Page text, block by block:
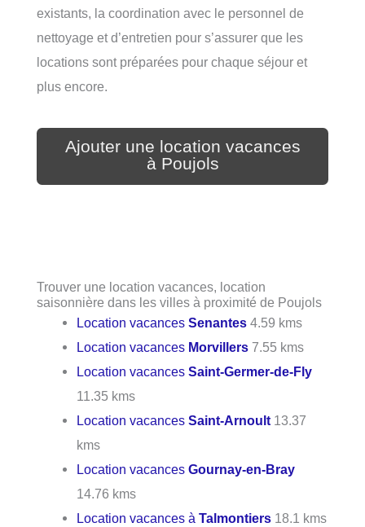
existants, la coordination avec le personnel de
nettoyage et d’entretien pour s’assurer que les
locations sont préparées pour chaque séjour et
plus encore.
Ajouter une location vacances
à Poujols
Trouver une location vacances, location
saisonnière dans les villes à proximité de Poujols
Location vacancesSenantes 4.59 kms
Location vacances Morvillers 7.55 kms
Location vacancesSaint-Germer-de-Fly
11.35 kms
Location vacancesSaint-Arnoult 13.37
kms
Location vacancesGournay-en-Bray
14.76 kms
Location vacances àTalmontiers 18.1 kms